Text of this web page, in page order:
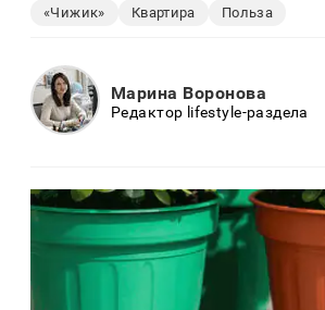
«Чижик» Квартира Польза
Марина Воронова
Редактор lifestyle-раздела